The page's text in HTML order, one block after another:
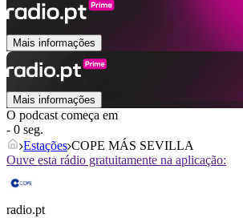
Mais informações
Mais informações
O podcast começa em
- 0 seg.
Estações COPE MÁS SEVILLA
Ouve esta rádio gratuitamente na aplicação:
radio.pt